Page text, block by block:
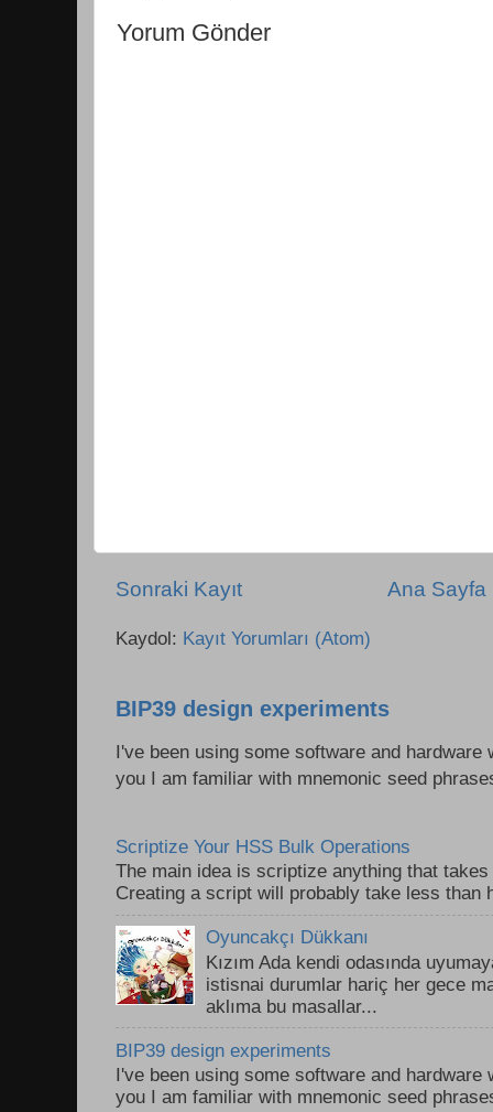
Yorum Gönder
Sonraki Kayıt Ana Sayfa
Kaydol: Kayıt Yorumları (Atom)
BIP39 design experiments
I've been using some software and
you I am familiar with mnemonic seed
Scriptize Your HSS Bulk Operations
The main idea is scriptize anything that
Creating a script will probably take less than
Oyuncakçı Dükkanı
Kızım Ada kendi odasında
istisnai durumlar hariç her gece
aklıma bu masallar...
BIP39 design experiments
I've been using some software and
you I am familiar with mnemonic seed